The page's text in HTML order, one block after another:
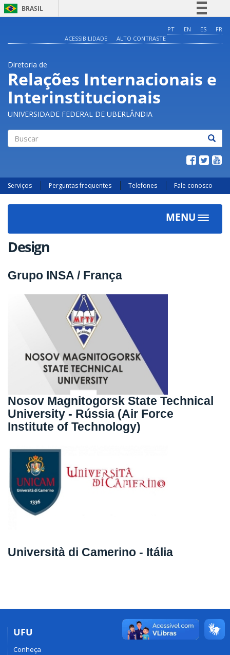
BRASIL
Comunica BR
Acesso à informação
Legislação
Canais
PT EN ES
FR
ACESSIBILIDADE
ALTO CONTRASTE
Diretoria de
Relações Internacionais e
Interinstitucionais
UNIVERSIDADE FEDERAL DE UBERLÂNDIA
Serviços Perguntas frequentes Telefones Fale conosco
MENU
Toggle
Design
Grupo INSA / França
Nosov Magnitogorsk State Technical
University - Rússia (Air Force
Institute of Technology)
Università di Camerino - Itália
UFU
Conheça